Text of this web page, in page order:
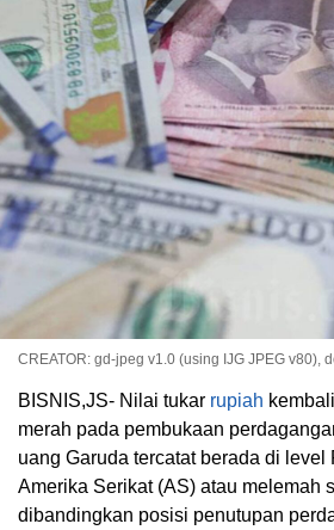
CREATOR: gd-jpeg v1.0 (using IJG JPEG v80),
BISNIS,JS- Nilai tukar rupiah
merah pada pembukaan
uang Garuda tercatat berada di level
Amerika Serikat (AS) atau melemah
dibandingkan posisi penutupan